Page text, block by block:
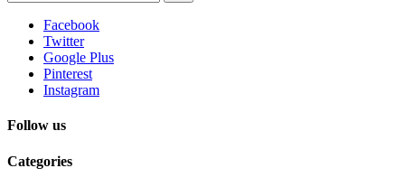
Facebook
Twitter
Google Plus
Pinterest
Instagram
Follow us
Categories